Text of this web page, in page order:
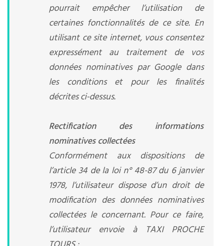
pourrait empêcher l’utilisation de
certaines fonctionnalités de ce site. En
utilisant ce site internet, vous consentez
expressément au traitement de vos
données nominatives par Google dans
les conditions et pour les finalités
décrites ci-dessus.
Rectification des informations
nominatives collectées
Conformément aux dispositions de
l’article 34 de la loi n° 48-87 du 6 janvier
1978, l’utilisateur dispose d’un droit de
modification des données nominatives
collectées le concernant. Pour ce faire,
l’utilisateur envoie à
TAXI PROCHE